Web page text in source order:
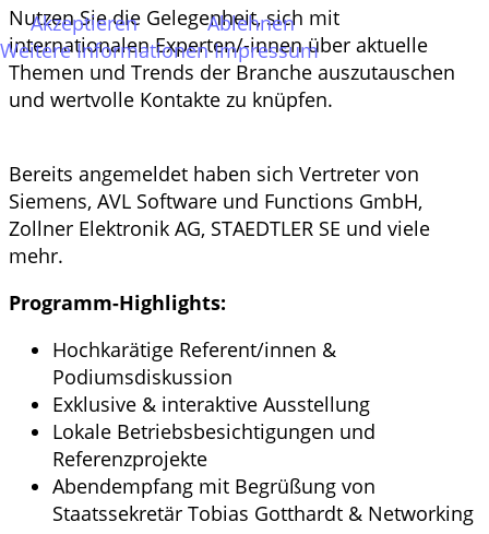
Nutzen Sie die Gelegenheit, sich mit
internationalen Experten/-innen über aktuelle
Themen und Trends der Branche auszutauschen
und wertvolle Kontakte zu knüpfen.
Bereits angemeldet haben sich Vertreter von
Siemens, AVL Software und Functions GmbH,
Zollner Elektronik AG, STAEDTLER SE und viele
mehr.
Programm-Highlights:
Hochkarätige Referent/innen &
Podiumsdiskussion
Exklusive & interaktive Ausstellung
Lokale Betriebsbesichtigungen und
Referenzprojekte
Abendempfang mit Begrüßung von
Staatssekretär Tobias Gotthardt & Networking
Akzeptieren
Ablehnen
Weitere Informationen Impressum